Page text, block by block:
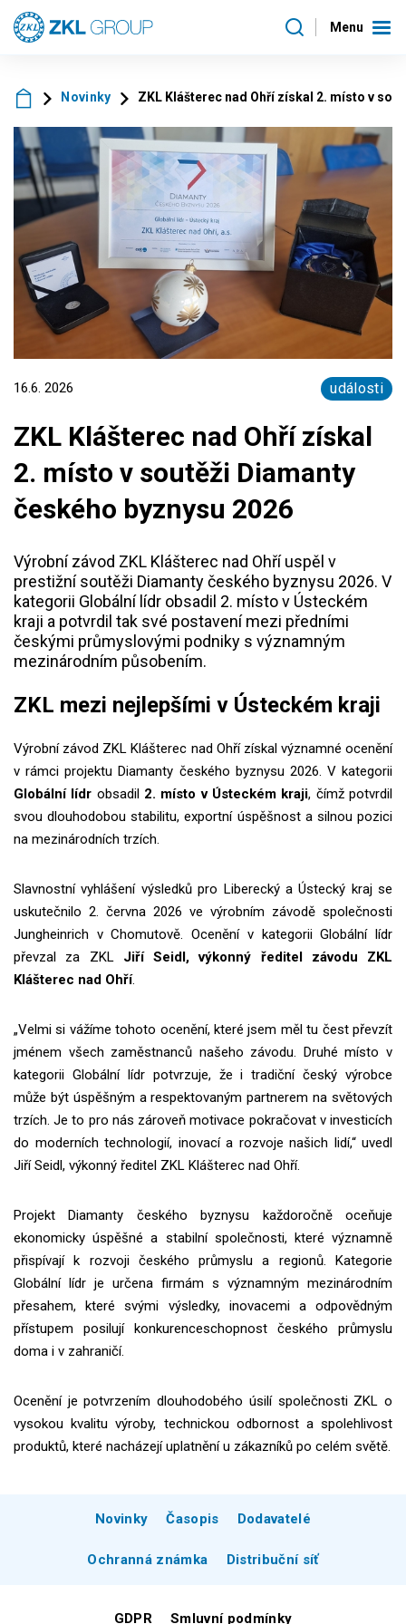
Menu
Novinky ZKL Klášterec nad Ohří získal 2. místo v
16.6. 2026 události
ZKL Klášterec nad Ohří získal
2. místo v soutěži Diamanty
českého byznysu 2026
Výrobní závod ZKL Klášterec nad Ohří uspěl v
prestižní soutěži Diamanty českého byznysu 2026. V
kategorii Globální lídr obsadil 2. místo v Ústeckém
kraji a potvrdil tak své postavení mezi předními
českými průmyslovými podniky s významným
mezinárodním působením.
ZKL mezi nejlepšími v Ústeckém kraji
Výrobní závod ZKL Klášterec nad Ohří získal významné ocenění
v rámci projektu Diamanty českého byznysu 2026. V kategorii
Globální lídr obsadil 2. místo v Ústeckém kraji, čímž potvrdil
svou dlouhodobou stabilitu, exportní úspěšnost a silnou pozici
na mezinárodních trzích.
Slavnostní vyhlášení výsledků pro Liberecký a Ústecký kraj se
uskutečnilo 2. června 2026 ve výrobním závodě společnosti
Jungheinrich v Chomutově. Ocenění v kategorii Globální lídr
převzal za ZKL Jiří Seidl, výkonný ředitel závodu ZKL
Klášterec nad Ohří.
„Velmi si vážíme tohoto ocenění, které jsem měl tu čest převzít
jménem všech zaměstnanců našeho závodu. Druhé místo v
kategorii Globální lídr potvrzuje, že i tradiční český výrobce
může být úspěšným a respektovaným partnerem na světových
trzích. Je to pro nás zároveň motivace pokračovat v investicích
do moderních technologií, inovací a rozvoje našich lidí,“ uvedl
Jiří Seidl, výkonný ředitel ZKL Klášterec nad Ohří.
Projekt Diamanty českého byznysu každoročně oceňuje
ekonomicky úspěšné a stabilní společnosti, které významně
přispívají k rozvoji českého průmyslu a regionů. Kategorie
Globální lídr je určena firmám s významným mezinárodním
přesahem, které svými výsledky, inovacemi a odpovědným
přístupem posilují konkurenceschopnost českého průmyslu
doma i v zahraničí.
Ocenění je potvrzením dlouhodobého úsilí společnosti ZKL o
vysokou kvalitu výroby, technickou odbornost a spolehlivost
produktů, které nacházejí uplatnění u zákazníků po celém světě.
Novinky Časopis Dodavatelé
Ochranná známka Distribuční síť
GDPR Smluvní podmínky